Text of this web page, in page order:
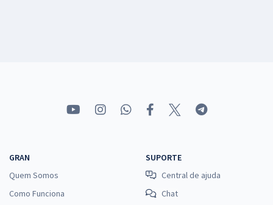
GRAN
Quem Somos
Como Funciona
SUPORTE
Central de ajuda
Chat